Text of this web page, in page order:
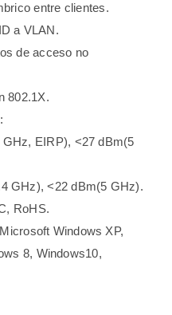
entre clientes.
a VLAN.
de acceso no
802.1X.
EIRP), <27 dBm(5
GHz), <22 dBm(5 GHz).
RoHS.
Windows XP,
8, Windows10,